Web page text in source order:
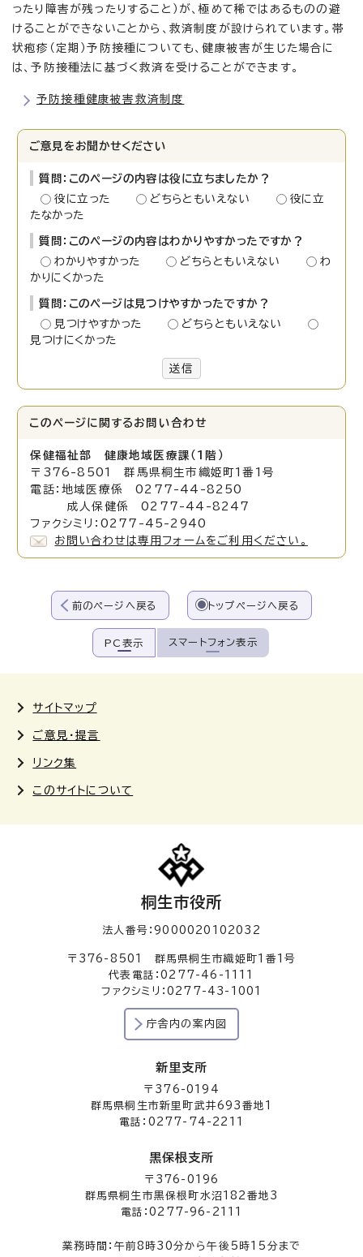
ったり障害が残ったりすること）が、極めて稀ではあるものの避
けることができないことから、救済制度が設けられています。帯
状疱疹（定期）予防接種についても、健康被害が生じた場合に
は、予防接種法に基づく救済を受けることができます。
予防接種健康被害救済制度
ご意見をお聞かせください
質問：このページの内容は役に立ちましたか？
役に立った
どちらともいえない
役に立
たなかった
質問：このページの内容はわかりやすかったですか？
わかりやすかった
どちらともいえない
わ
かりにくかった
質問：このページは見つけやすかったですか？
見つけやすかった
どちらともいえない
見つけにくかった
送信
このページに関する お問い合わせ
保健福祉部 健康地域医療課（1階）
〒376-8501 群馬県桐生市織姫町1番1号
電話：地域医療係 0277-44-8250
成人保健係 0277-44-8247
ファクシミリ：0277-45-2940
お問い合わせは専用フォームをご利用ください。
前のページへ戻る トップページへ戻る
PC表示 スマートフォン表示
サイトマップ
ご意見・提言
リンク集
このサイトについて
桐生市役所
法人番号：9000020102032
〒376-8501 群馬県桐生市織姫町1番1号
代表電話：0277-46-1111
ファクシミリ：0277-43-1001
庁舎内の案内図
新里支所
〒376-0194
群馬県桐生市新里町武井693番地1
電話：0277-74-2211
黒保根支所
〒376-0196
群馬県桐生市黒保根町水沼182番地3
電話：0277-96-2111
業務時間：午前8時30分から午後5時15分まで